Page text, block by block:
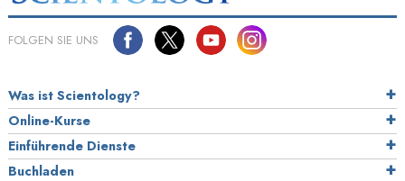
FOLGEN SIE UNS
Was ist Scientology?
Online-Kurse
Einführende Dienste
Buchladen